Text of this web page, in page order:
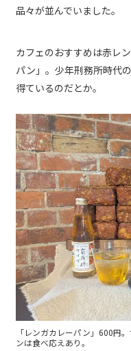
品々が並んでいました。
カフェのおすすめは赤レ
パン」。少年刑務所時代
得ているのだとか。
「レンガカレーパン」600円
ンは食べ応えあり。